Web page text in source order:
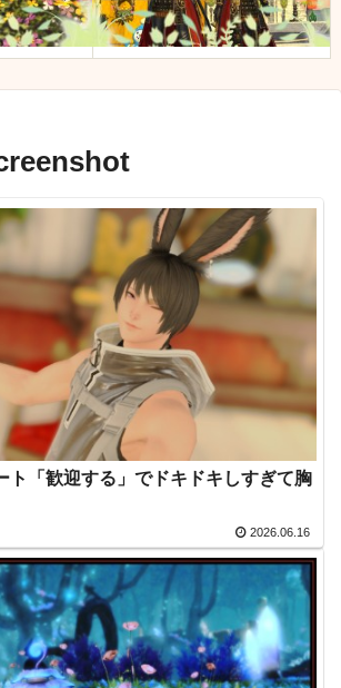
ト「歓迎する」でドキドキしすぎて胸
2026.06.16